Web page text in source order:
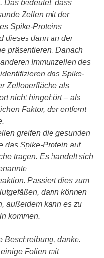
Das bedeutet, dass
Zellen mit der
Spike-Proteins
dieses dann an der
präsentieren. Danach
Immunzellen des
das Spike-
Zelloberfläche als
nicht hingehört – als
Faktor, der entfernt
greifen die gesunden
das Spike-Protein auf
tragen. Es handelt sich
Passiert dies zum
dann können
außerdem kann es zu
kommen.
Beschreibung, danke.
Folien mit